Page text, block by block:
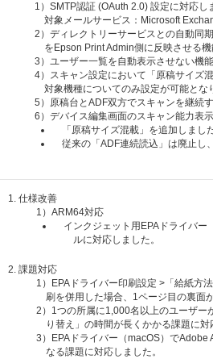
1）SMTP認証 (OAuth 2.0) 設定に対応し
対象メールサービス：Microsoft
2）ディレクトリーサービスとの自動同
をEpson Print Admin側に反映させる機
3）ユーザー一覧を自動表示させない機
4）スキャン設定において「原稿サイズ
対象機種についてのみ設定が可能とな
5）原稿台とADF双方でスキャンを継続
6）デバイス編集画面のスキャン能力表
「原稿サイズ混載」を追加しました
従来の「ADF連続読込」は廃止し
仕様改善
1）ARM64対応
インクジェット用EPAドライバ
ルに対応しました。
課題対応
1）EPAドライバー印刷設定 >「給紙方
刷を併用した場合、1ページ目の裏面
2）1つの所属に1,000名以上のユーザー
り替え」の時間が長くかかる課題に対
3）EPAドライバー（macOS）でAdobe
なる課題に対応しました。